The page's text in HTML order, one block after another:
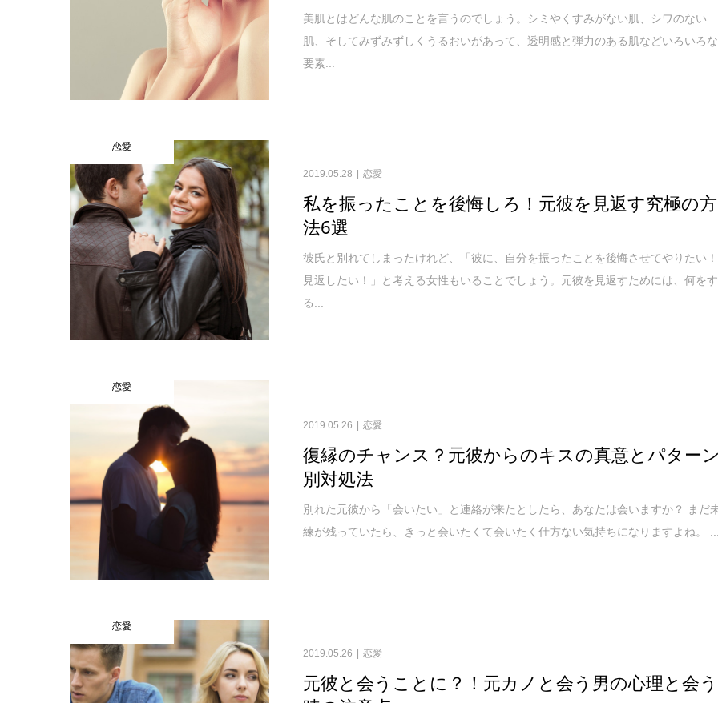
美肌とはどんな肌のことを言うのでしょう。シミやくすみがない肌、シワのない
肌、そしてみずみずしくうるおいがあって、透明感と弾力のある肌などいろいろな
要素...
恋愛
2019.05.28 恋愛
私を振ったことを後悔しろ！元彼を見返す究極の方
法6選
彼氏と別れてしまったけれど、「彼に、自分を振ったことを後悔させてやりたい！
見返したい！」と考える女性もいることでしょう。元彼を見返すためには、何をす
る...
恋愛
2019.05.26 恋愛
復縁のチャンス？元彼からのキスの真意とパターン
別対処法
別れた元彼から「会いたい」と連絡が来たとしたら、あなたは会いますか？ まだ
練が残っていたら、きっと会いたくて会いたく仕方ない気持ちになりますよね。 ...
恋愛
2019.05.26 恋愛
元彼と会うことに？！元カノと会う男の心理と会う